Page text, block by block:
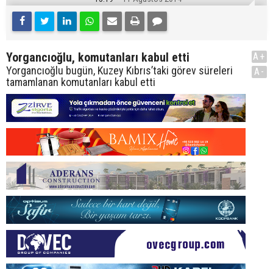
Yorgancıoğlu, komutanları kabul etti
Yorgancıoğlu bugün, Kuzey Kıbrıs’taki görev süreleri
tamamlanan komutanları kabul etti
A+
A-